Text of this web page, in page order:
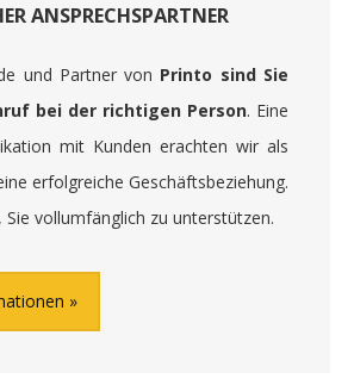
ANSPRECHSPARTNER
und Partner von Printo sind Sie
bei der richtigen Person. Eine
mit Kunden erachten wir als
erfolgreiche Geschäftsbeziehung.
Sie vollumfänglich zu unterstützen.